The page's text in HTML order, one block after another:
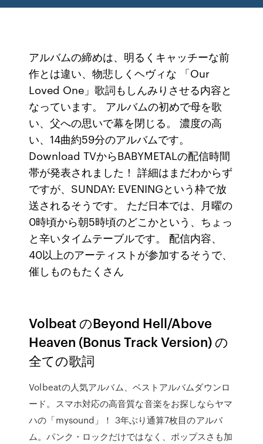
アルバムの締めは、明るくキャッチーな前
作とは違い、物悲しくヘヴィな 「Our
Loved One」歌詞もしんみりさせる内容と
なっています。 アルバムの初めで母を歌
い、父への思いで幕を閉じる。 濃度の高
い、14曲約59分のアルバムです。
Download TVからBABYMETALの配信時間
帯が発表されました！ 詳細はまだわからず
ですが、SUNDAY: EVENINGという枠で放
送されるそうです。 ただ日本では、月曜の
0時頃から朝5時頃のどこかという、ちょっ
と辛いタイムテーブルです。 配信内容、
40以上のアーティストが参加するそうで、
催しものもたくさん
Volbeat のBeyond Hell/Above
Heaven (Bonus Track Version) の
全ての歌詞
Volbeatの人気アルバム、ベストアルバムダウンロ
ード。スマホ対応の高音質な音楽をお探しならヤマ
ハの「mysound」！ 3年ぶり通算7枚目のアルバ
ム。パンク・ロックだけではなく、ポップスさも加